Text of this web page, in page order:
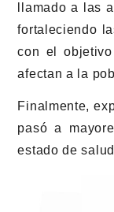
llamado a las
fortaleciendo
con el
afectan a la
Finalmente,
pasó a
estado de